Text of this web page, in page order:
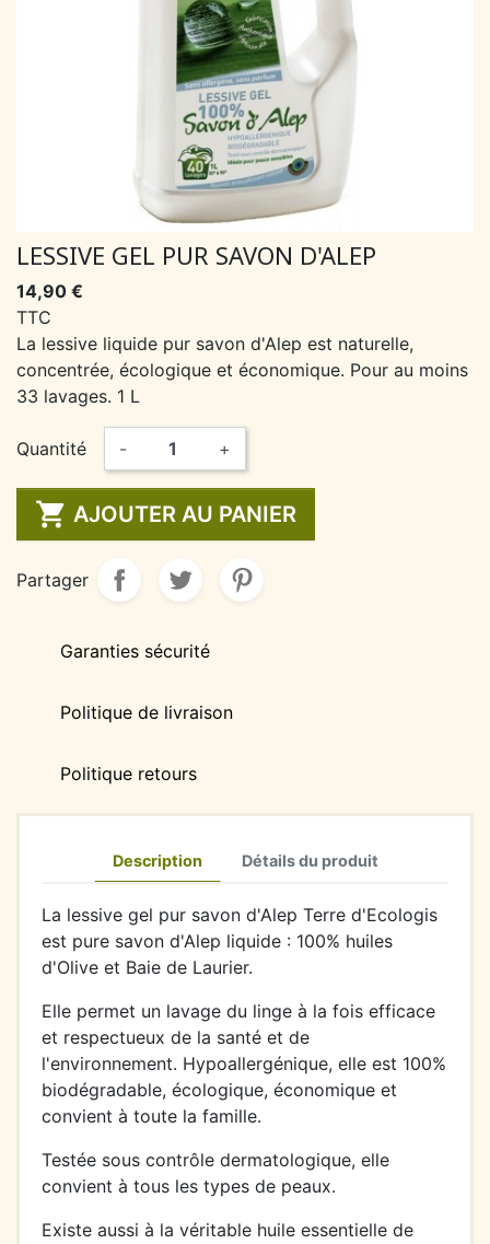
LESSIVE GEL PUR SAVON D'ALEP
14,90 €
TTC
La lessive liquide pur savon d'Alep est naturelle,
concentrée, écologique et économique. Pour au moins
33 lavages. 1 L
Quantité - +
 AJOUTER AU PANIER
Partager
Garanties sécurité
Politique de livraison
Politique retours
Description Détails du produit
La lessive gel pur savon d'Alep Terre d'Ecologis
est pure savon d'Alep liquide : 100% huiles
d'Olive et Baie de Laurier.
Elle permet un lavage du linge à la fois efficace
et respectueux de la santé et de
l'environnement. Hypoallergénique, elle est 100%
biodégradable, écologique, économique et
convient à toute la famille.
Testée sous contrôle dermatologique, elle
convient à tous les types de peaux.
Existe aussi à la véritable huile essentielle de